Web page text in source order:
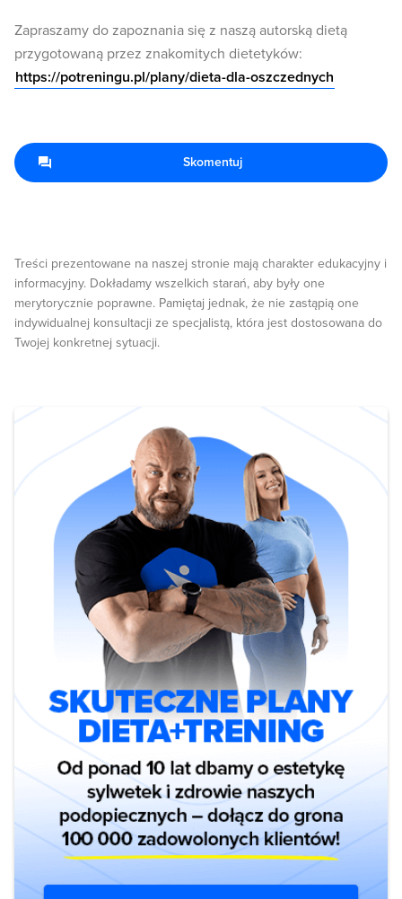
Zapraszamy do zapoznania się z naszą autorską dietą
przygotowaną przez znakomitych dietetyków:
https://potreningu.pl/plany/dieta-dla-oszczednych
Treści prezentowane na naszej stronie mają charakter edukacyjny i
informacyjny. Dokładamy wszelkich starań, aby były one
merytorycznie poprawne. Pamiętaj jednak, że nie zastąpią one
indywidualnej konsultacji ze specjalistą, która jest dostosowana do
Twojej konkretnej sytuacji.
Skomentuj